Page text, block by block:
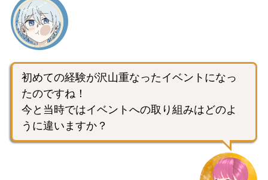
初めての経験が沢山重なったイベントになっ
たのですね！
今と当時ではイベントへの取り組みはどのよ
うに違いますか？